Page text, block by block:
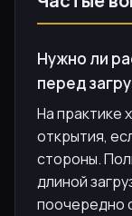
Нужно ли
перед
На практике
открытия,
стороны.
длиной
поочередно